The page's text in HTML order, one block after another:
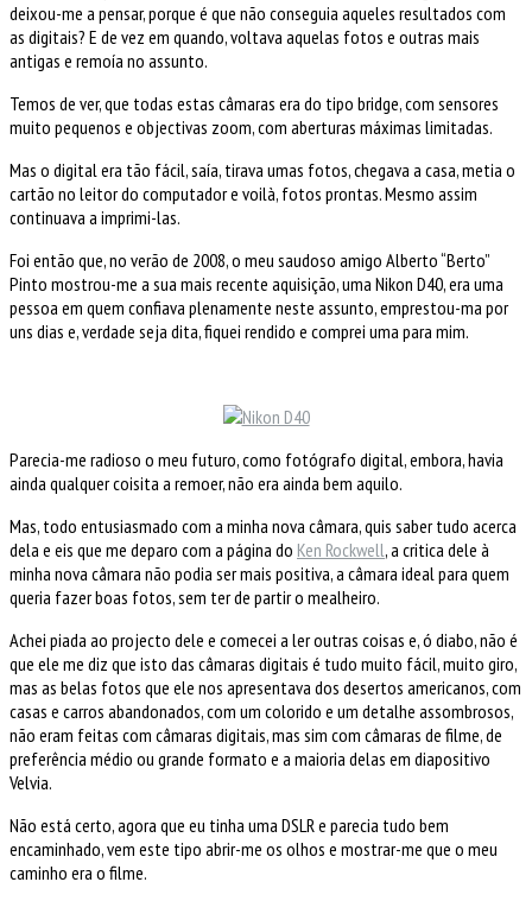
deixou-me a pensar, porque é que não conseguia aqueles resultados com
as digitais? E de vez em quando, voltava aquelas fotos e outras mais
antigas e remoía no assunto.
Temos de ver, que todas estas câmaras era do tipo bridge, com sensores
muito pequenos e objectivas zoom, com aberturas máximas limitadas.
Mas o digital era tão fácil, saía, tirava umas fotos, chegava a casa, metia o
cartão no leitor do computador e voilà, fotos prontas. Mesmo assim
continuava a imprimi-las.
Foi então que, no verão de 2008, o meu saudoso amigo Alberto “Berto”
Pinto mostrou-me a sua mais recente aquisição, uma Nikon D40, era uma
pessoa em quem confiava plenamente neste assunto, emprestou-ma por
uns dias e, verdade seja dita, fiquei rendido e comprei uma para mim.
Parecia-me radioso o meu futuro, como fotógrafo digital, embora, havia
ainda qualquer coisita a remoer, não era ainda bem aquilo.
Mas, todo entusiasmado com a minha nova câmara, quis saber tudo acerca
dela e eis que me deparo com a página do Ken Rockwell, a critica dele à
minha nova câmara não podia ser mais positiva, a câmara ideal para quem
queria fazer boas fotos, sem ter de partir o mealheiro.
Achei piada ao projecto dele e comecei a ler outras coisas e, ó diabo, não é
que ele me diz que isto das câmaras digitais é tudo muito fácil, muito giro,
mas as belas fotos que ele nos apresentava dos desertos americanos, com
casas e carros abandonados, com um colorido e um detalhe assombrosos,
não eram feitas com câmaras digitais, mas sim com câmaras de filme, de
preferência médio ou grande formato e a maioria delas em diapositivo
Velvia.
Não está certo, agora que eu tinha uma DSLR e parecia tudo bem
encaminhado, vem este tipo abrir-me os olhos e mostrar-me que o meu
caminho era o filme.